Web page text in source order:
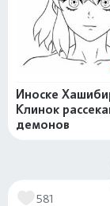
Иноске
Клинок
демонов
581